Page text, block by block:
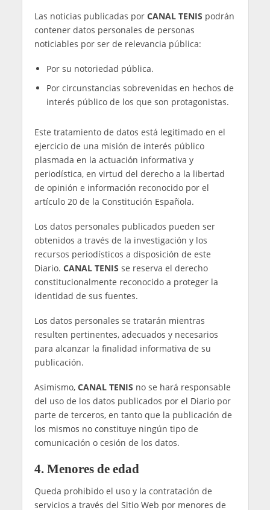
mantendrán mientras el usuario no retire su
consentimiento a través de la modificación de
la configuración de las cookies.
plazos de conservación de la información relativa
a los datos de navegación y cookies, puede visitar
Destinatarios y transferencias
internacionales de datos
Sus datos únicamente serán comunicados en la
medida en que dicha comunicación sea
necesaria u obligatoria de acuerdo con la
legislación vigente. Así, es posible la
comunicación de sus datos para atender posibles
responsabilidades legales, así como atender a
solicitudes de Autoridades Públicas competentes
y en particular de la Autoridad de Control
competente en materia de protección de datos,
al Derecho de la Unión Europa y/o régimen
jurídico interno.
En aquellas ocasiones en que resultara necesaria
para la gestión de sorteos, concursos o eventos,
CANAL TENIS se compromete al cumplimiento
de la normativa aplicable de protección de datos,
así como a hacer uso de proveedores y
colaboradores que garanticen la seguridad de los
de datos, si bien la información recabada por
cookies de terceros puede ser objeto de este tipo